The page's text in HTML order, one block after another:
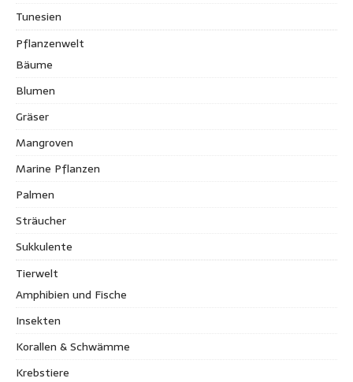
Tunesien
Pflanzenwelt
Bäume
Blumen
Gräser
Mangroven
Marine Pflanzen
Palmen
Sträucher
Sukkulente
Tierwelt
Amphibien und Fische
Insekten
Korallen & Schwämme
Krebstiere